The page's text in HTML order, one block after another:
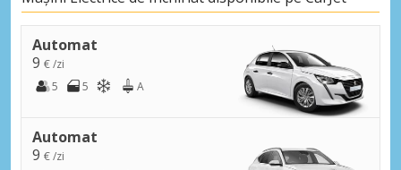
Automat
9 € /zi
5
5 A
Automat
9 € /zi